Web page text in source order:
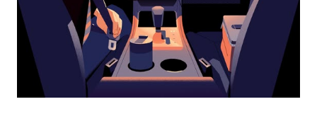
pour
fermer
calendrier.